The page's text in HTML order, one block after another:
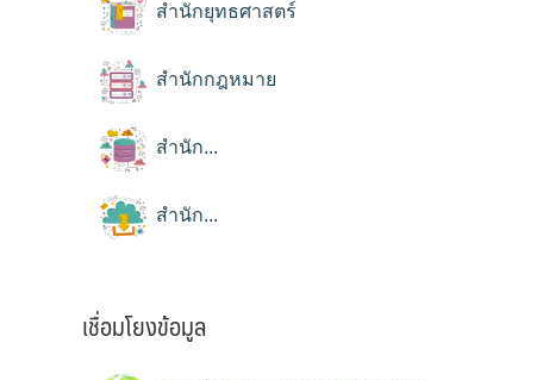
สำนักยุทธศาสตร์
สำนักกฎหมาย
สำนัก...
สำนัก...
เชื่อมโยงข้อมูล